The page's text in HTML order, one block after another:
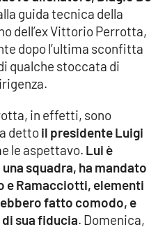
guida tecnica della
dell’ex Vittorio Perrotta,
dopo l’ultima sconfitta
qualche stoccata di
in effetti, sono
dettoil presidente Luigi
le aspettavo. Lui è
squadra, ha mandato
e Ramacciotti, elementi
fatto comodo, e
sua fiducia. Domenica,